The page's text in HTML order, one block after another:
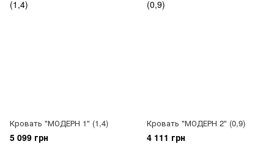
Кровать "МОДЕРН 1" (1,4)
5 099 грн
Кровать "МОДЕРН 2" (0,9)
4 111 грн